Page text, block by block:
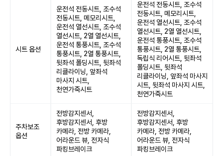
시트 옵션
운전석 전동시트, 조수석
전동시트, 메모리시트,
운전석 열선시트, 조수석
열선시트, 2열 열선시트,
운전석 통풍시트, 조수석
통풍시트, 2열 통풍시트,
뒷좌석 폴딩시트, 뒷좌석
리클라이닝, 앞좌석
마사지 시트,
천연가죽시트
운전석 전동시트, 조수석
전동시트, 메모리시트,
운전석 열선시트, 조수석
열선시트, 2열 열선시트,
운전석 통풍시트, 조수석
통풍시트, 2열 통풍시트,
독립식 리어시트, 뒷좌석
폴딩시트, 뒷좌석
리클라이닝, 앞좌석 마사지
시트, 뒷좌석 마사지 시트,
천연가죽시트
주차보조
옵션
전방감지센서,
후방감지센서, 후방
카메라, 전방 카메라,
어라운드 뷰, 전자식
파킹브레이크
전방감지센서,
후방감지센서, 후방
카메라, 전방 카메라,
어라운드 뷰, 전자식
파킹브레이크